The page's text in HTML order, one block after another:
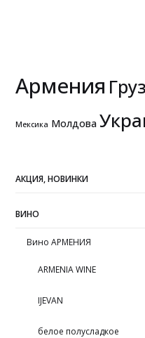
Армения
Мексика Молдова
АКЦИЯ, НОВИНКИ
ВИНО
Вино АРМЕНИЯ
ARMENIA WINE
IJEVAN
белое полусладкое